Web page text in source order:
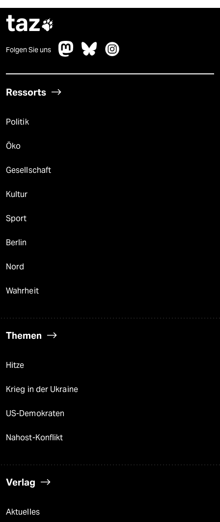
taz
Folgen Sie uns
Ressorts
Politik
Öko
Gesellschaft
Kultur
Sport
Berlin
Nord
Wahrheit
Themen
Hitze
Krieg in der Ukraine
US-Demokraten
Nahost-Konflikt
Verlag
Aktuelles